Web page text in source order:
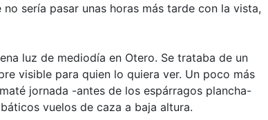
sería pasar unas horas más tarde con la vista,
luz de mediodía en Otero. Se trataba de un
visible para quien lo quiera ver. Un poco más
jornada -antes de los espárragos plancha-
vuelos de caza a baja altura.